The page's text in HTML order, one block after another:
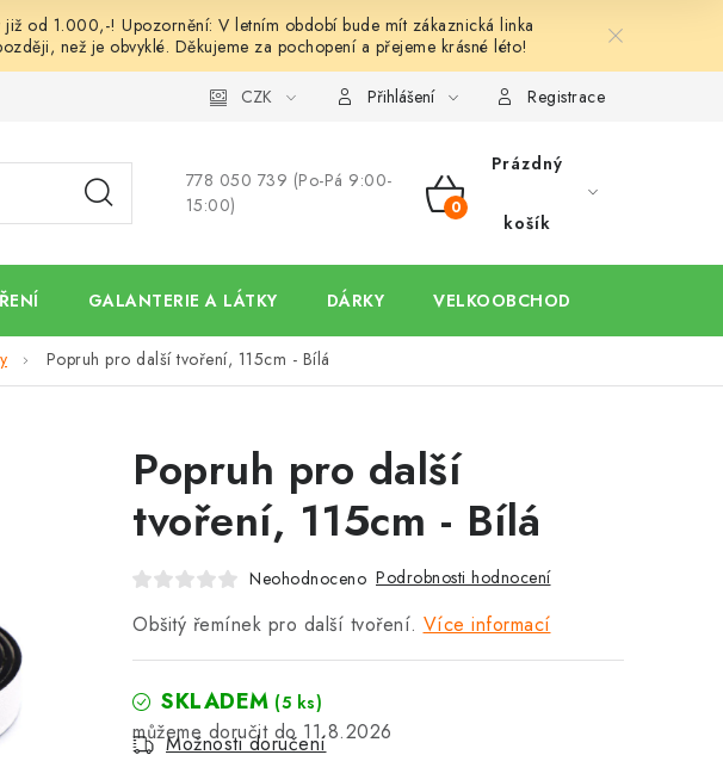
od 1.000,-! Upozornění: V letním období bude mít zákaznická linka
než je obvyklé. Děkujeme za pochopení a přejeme krásné léto!
Ochrana osobních údajů Hodnocení obchodu
CZK Přihlášení Registrace
778 050 739 (Po-Pá 9:00-
15:00)
NÁKUPNÍ
Prázdný
košík
GALANTERIE A LÁTKY DÁRKY VELKOOBCHOD
Popruh pro další tvoření, 115cm - Bílá
Popruh pro další
tvoření, 115cm - Bílá
Neohodnoceno Podrobnosti hodnocení
Obšitý řemínek pro další tvoření. Více informací
SKLADEM (5 ks)
11.8.2026
Možnosti doručení